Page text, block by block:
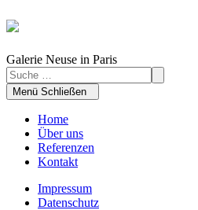
Galerie Neuse in Paris
Menü Schließen
Home
Über uns
Referenzen
Kontakt
Impressum
Datenschutz